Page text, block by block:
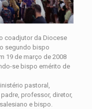
coadjutor da Diocese
segundo bispo
19 de março de 2008
se bispo emérito de
pastoral,
professor, diretor,
e bispo.